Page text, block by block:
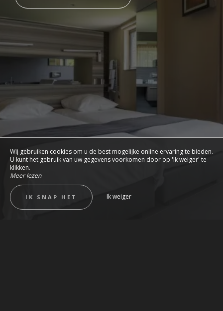
Wij gebruiken cookies om u de best mogelijke online ervaring te bieden.
U kunt het gebruik van uw gegevens voorkomen door op 'Ik weiger' te
klikken.
Meer lezen
IK SNAP HET Ik weiger